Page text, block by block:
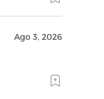
Ago 3, 2026